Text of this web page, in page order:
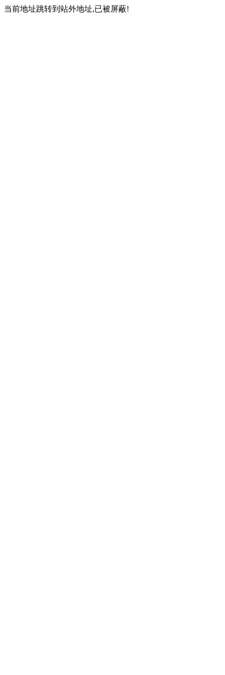
当前地址跳转到站外地址,已被屏蔽!